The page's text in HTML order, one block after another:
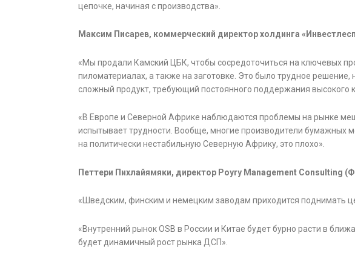
цепочке, начиная с производства».
Максим Писарев, коммерческий директор холдинга
«Мы продали Камский ЦБК, чтобы сосредоточиться на ключевых
пиломатериалах, а также на заготовке. Это было трудное решение,
сложный продукт, требующий постоянного поддержания высокого
«В Европе и Северной Африке наблюдаются проблемы на рынке
испытывает трудности. Вообще, многие производители бумажных
на политически нестабильную Северную Африку, это плохо».
Петтери Пихлайямяки, директор Poyry Management Consulting
«Шведским, финским и немецким заводам приходится поднимать
«Внутренний рынок OSB в России и Китае будет бурно расти в
будет динамичный рост рынка ДСП».